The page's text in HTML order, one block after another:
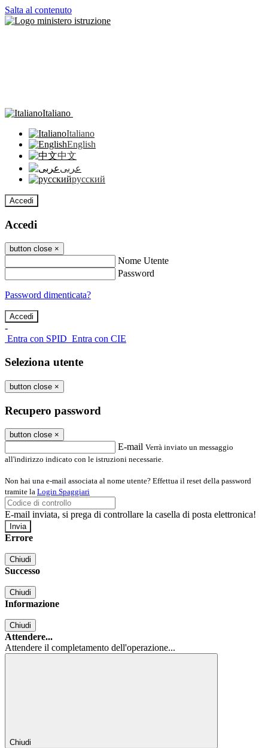
Salta al contenuto
Italiano
Italiano
English
中文
عربى
русский
Accedi
Accedi
button close ×
Nome Utente
Password
Password dimenticata?
-
Entra con SPID Entra con CIE
Seleziona utente
button close ×
Recupero password
button close ×
E-mail Verrà inviato un messaggio
all'indirizzo indicato con le istruzioni necessarie.
Non hai una e-mail associata al nome utente? Effettua il reset della password
tramite la Login Spaggiari
E-mail inviata, si prega di controllare la casella di posta elettronica!
Errore
Chiudi
Successo
Chiudi
Informazione
Chiudi
Attendere...
Attendere il completamento dell'operazione...
Chiudi